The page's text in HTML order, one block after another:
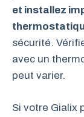
et installez
sécurité.
avec un
peut varier.
Si votre Gialix